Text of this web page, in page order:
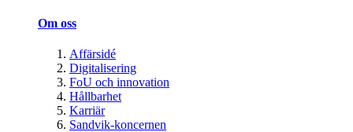
Om oss
Affärsidé
Digitalisering
FoU och innovation
Hållbarhet
Karriär
Sandvik-koncernen